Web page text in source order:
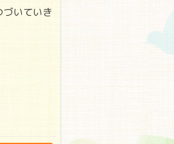
づいていき